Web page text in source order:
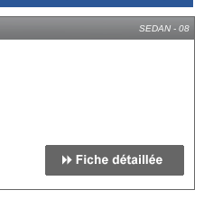
SEDAN - 08